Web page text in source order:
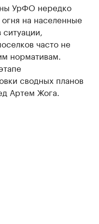
УрФО нередко
на населенные
ситуации,
часто не
нормативам.
сводных планов
Артем Жога.